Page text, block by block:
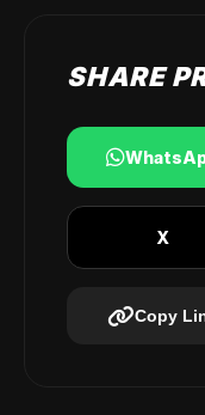
SHARE
X
Copy